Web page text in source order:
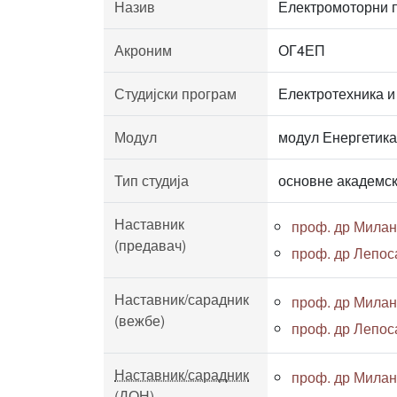
Назив Електромоторни
Акроним ОГ4ЕП
Студијски програм Електротехника
Модул модул Енергетика
Тип студија основне
Наставник
(предавач)
проф. др
проф. др
Наставник/сарадник
(вежбе)
проф. др
проф. др
Наставник/сарадник
проф. др